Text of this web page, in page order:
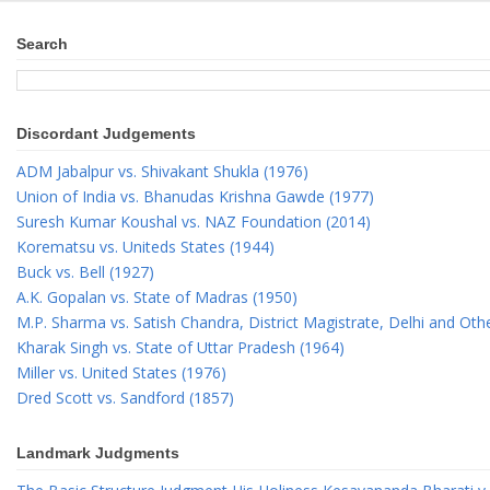
Search
Discordant Judgements
ADM Jabalpur vs. Shivakant Shukla (1976)
Union of India vs. Bhanudas Krishna Gawde (1977)
Suresh Kumar Koushal vs. NAZ Foundation (2014)
Korematsu vs. Uniteds States (1944)
Buck vs. Bell (1927)
A.K. Gopalan vs. State of Madras (1950)
M.P. Sharma vs. Satish Chandra, District Magistrate, Delhi and
Kharak Singh vs. State of Uttar Pradesh (1964)
Miller vs. United States (1976)
Dred Scott vs. Sandford (1857)
Landmark Judgments